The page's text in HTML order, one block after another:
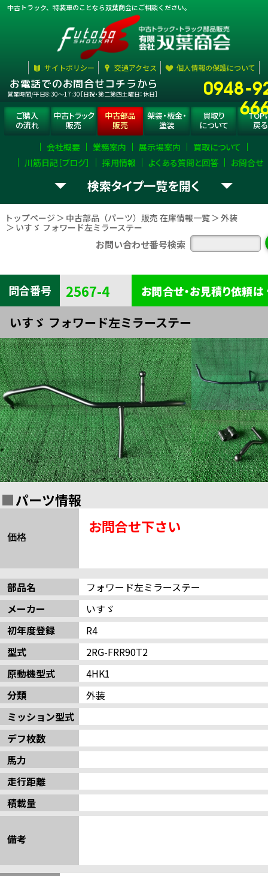
中古トラック、特装車のことなら双葉商会にご相談ください。
サイトポリシー 交通アクセス 個人情報の保護について
お電話でのお問合せコチラから
営業時間/平日8:30〜17:30［日祝・第二第四土曜日：休日］ 0948-
ご購入
の流れ
中古トラック
販売
中古部品
販売
架装・板金・
塗装
買取り
について
TOP
戻る
会社概要 業務案内 展示場案内
買取について
川筋日記［ブログ］
採用情報 よくある質問と回答 お問合せ
お探し トラック部品（パーツ）を選択 して下さい。
エンジン ミッション
キャビン 電装 内装
タイヤ・
足まわり
外装
エンジン
関連
全部品一覧検索
検索タイプ一覧
トップページ 中古部品（パーツ）販売 在庫情報一覧
外装
いすゞ フォワード左ミラーステー
お問い合わせ番号検索
問合番号 2567-4
いすゞ フォワード左ミラーステー
お問合せ・お見積り依頼は
パーツ情報
価格
お問合せ下さい
部品名
フォワード左ミラーステー
メーカー
いすゞ
初年度登録
R4
型式
2RG-FRR90T2
原動機型式
4HK1
分類
外装
ミッション型式
デフ枚数
馬力
走行距離
積載量
備考